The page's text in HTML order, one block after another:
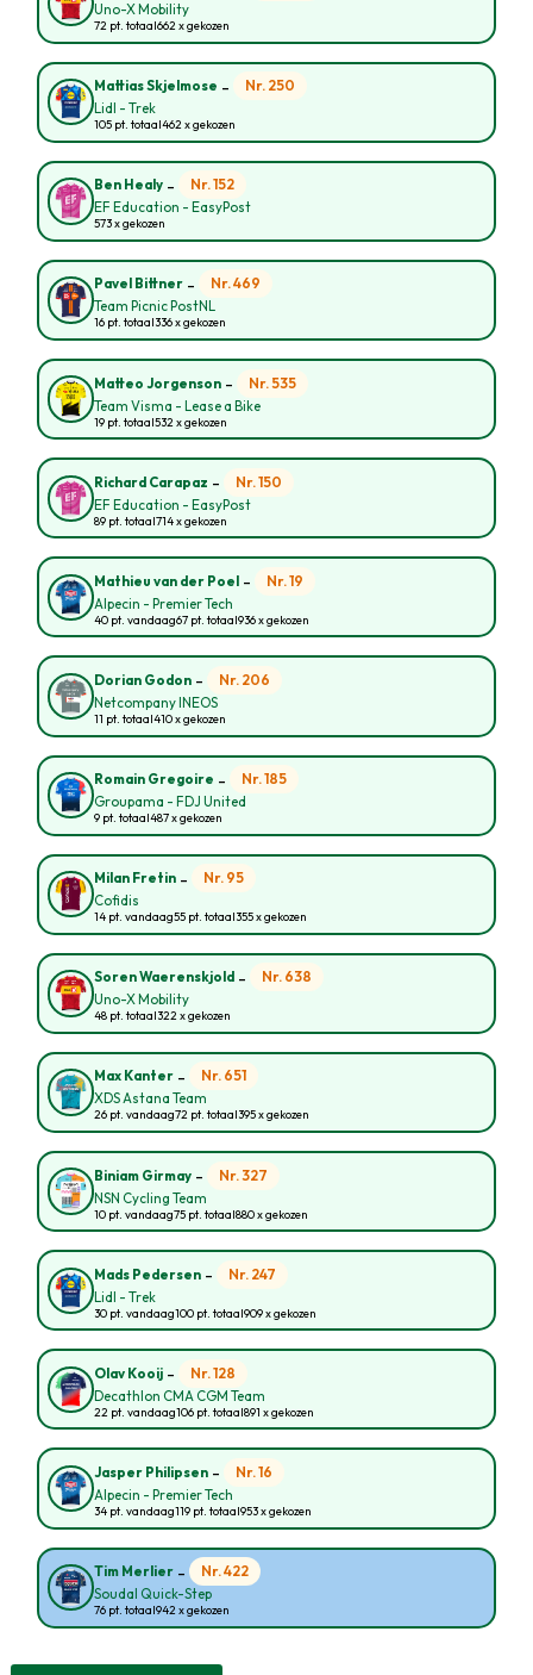
Uno-X Mobility
72 pt. totaal662 x gekozen
Mattias Skjelmose - Nr. 250
Lidl - Trek
105 pt. totaal462 x gekozen
Ben Healy - Nr. 152
EF Education - EasyPost
573 x gekozen
Pavel Bittner - Nr. 469
Team Picnic PostNL
16 pt. totaal336 x gekozen
Matteo Jorgenson - Nr. 535
Team Visma - Lease a Bike
19 pt. totaal532 x gekozen
Richard Carapaz - Nr. 150
EF Education - EasyPost
89 pt. totaal714 x gekozen
Mathieu van der Poel - Nr. 19
Alpecin - Premier Tech
40 pt. vandaag67 pt. totaal936 x gekozen
Dorian Godon - Nr. 206
Netcompany INEOS
11 pt. totaal410 x gekozen
Romain Gregoire - Nr. 185
Groupama - FDJ United
9 pt. totaal487 x gekozen
Milan Fretin - Nr. 95
Cofidis
14 pt. vandaag55 pt. totaal355 x gekozen
Soren Waerenskjold - Nr. 638
Uno-X Mobility
48 pt. totaal322 x gekozen
Max Kanter - Nr. 651
XDS Astana Team
26 pt. vandaag72 pt. totaal395 x gekozen
Biniam Girmay - Nr. 327
NSN Cycling Team
10 pt. vandaag75 pt. totaal880 x gekozen
Mads Pedersen - Nr. 247
Lidl - Trek
30 pt. vandaag100 pt. totaal909 x gekozen
Olav Kooij - Nr. 128
Decathlon CMA CGM Team
22 pt. vandaag106 pt. totaal891 x gekozen
Jasper Philipsen - Nr. 16
Alpecin - Premier Tech
34 pt. vandaag119 pt. totaal953 x gekozen
Tim Merlier - Nr. 422
Soudal Quick-Step
76 pt. totaal942 x gekozen